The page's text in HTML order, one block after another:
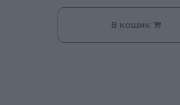
В кошик